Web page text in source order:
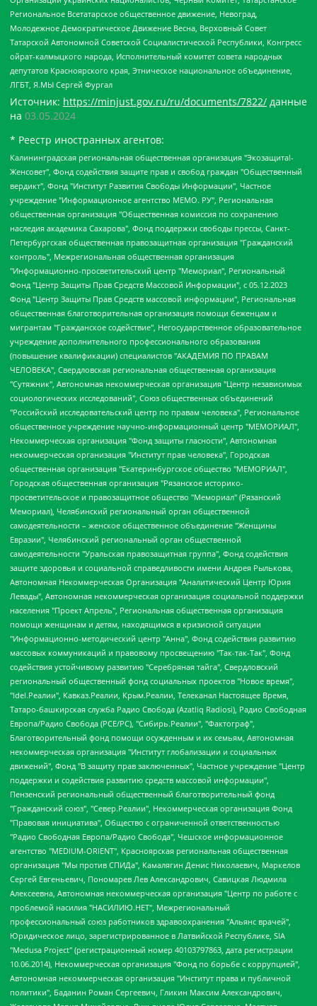
Региональное Всетатарское общественное движение, Невоград,
Молодежное Демократическое Движение Весна, Верховный Совет
Татарской Автономной Советской Социалистической Республики, Конгресс
ойрат-калмыцкого народа, Исполнительный комитет совета народных
депутатов Красноярского края, Этническое национальное объединение,
ЛГБТ, Я.МЫ Сергей Фургал
Источник: https://minjust.gov.ru/ru/documents/7822/ данные
на 03.05.2024
* Реестр иностранных агентов:
Калининградская региональная общественная организация "Экозащита!-Женсовет", Фонд содействия защите прав и свобод граждан "Общественный вердикт", Фонд "Институт Развития Свободы Информации", Частное учреждение "Информационное агентство МЕМО. РУ", Региональная общественная организация "Общественная комиссия по сохранению наследия академика Сахарова", Фонд поддержки свободы прессы, Санкт-Петербургская общественная правозащитная организация "Гражданский контроль", Межрегиональная общественная организация "Информационно-просветительский центр "Мемориал", Региональный Фонд "Центр Защиты Прав Средств Массовой Информации", с 05.12.2023 Фонд "Центр Защиты Прав Средств массовой информации", Региональная общественная благотворительная организация помощи беженцам и мигрантам "Гражданское содействие", Негосударственное образовательное учреждение дополнительного профессионального образования (повышение квалификации) специалистов "АКАДЕМИЯ ПО ПРАВАМ ЧЕЛОВЕКА", Свердловская региональная общественная организация "Сутяжник", Автономная некоммерческая организация "Центр независимых социологических исследований", Союз общественных объединений "Российский исследовательский центр по правам человека", Региональное общественное учреждение научно-информационный центр "МЕМОРИАЛ", Некоммерческая организация "Фонд защиты гласности", Автономная некоммерческая организация "Институт прав человека", Городская общественная организация "Екатеринбургское общество "МЕМОРИАЛ", Городская общественная организация "Рязанское историко-просветительское и правозащитное общество "Мемориал" (Рязанский Мемориал), Челябинский региональный орган общественной самодеятельности – женское общественное объединение "Женщины Евразии", Челябинский региональный орган общественной самодеятельности "Уральская правозащитная группа", Фонд содействия защите здоровья и социальной справедливости имени Андрея Рылькова, Автономная Некоммерческая Организация "Аналитический Центр Юрия Левады", Автономная некоммерческая организация социальной поддержки населения "Проект Апрель", Региональная общественная организация помощи женщинам и детям, находящимся в кризисной ситуации "Информационно-методический центр "Анна", Фонд содействия развитию массовых коммуникаций и правовому просвещению "Так-так-Так", Фонд содействия устойчивому развитию "Серебряная тайга", Свердловский региональный общественный фонд социальных проектов "Новое время", "Idel.Реалии", Кавказ.Реалии, Крым.Реалии, Телеканал Настоящее Время, Татаро-башкирская служба Радио Свобода (Azatliq Radiosi), Радио Свободная Европа/Радио Свобода (PCE/PC), "Сибирь.Реалии", "Фактограф", Благотворительный фонд помощи осужденным и их семьям, Автономная некоммерческая организация "Институт глобализации и социальных движений", Фонд "В защиту прав заключенных", Частное учреждение "Центр поддержки и содействия развитию средств массовой информации", Пензенский региональный общественный благотворительный фонд "Гражданский союз", "Север.Реалии", Некоммерческая организация Фонд "Правовая инициатива", Общество с ограниченной ответственностью "Радио Свободная Европа/Радио Свобода", Чешское информационное агентство "MEDIUM-ORIENT", Красноярская региональная общественная организация "Мы против СПИДа", Камалягин Денис Николаевич, Маркелов Сергей Евгеньевич, Пономарев Лев Александрович, Савицкая Людмила Алексеевна, Автономная некоммерческая организация "Центр по работе с проблемой насилия "НАСИЛИЮ.НЕТ", Межрегиональный профессиональный союз работников здравоохранения "Альянс врачей", Юридическое лицо, зарегистрированное в Латвийской Республике, SIA "Medusa Project" (регистрационный номер 40103797863, дата регистрации 10.06.2014), Некоммерческая организация "Фонд по борьбе с коррупцией", Автономная некоммерческая организация "Институт права и публичной политики", Баданин Роман Сергеевич, Гликин Максим Александрович, Железнова Мария Михайловна, Лукьянова Юлия Сергеевна, Маетная Елизавета Витальевна, Маняхин Петр Борисович, Чуракова Ольга Владимировна, Ярош Юлия Петровна, Юридическое лицо "The Insider SIA", зарегистрированное в Риге, Латвийская Республика (дата регистрации 26.06.2015), являющееся администратором доменного имени интернет-издания "The Insider SIA", https://theins.ru, Постернак Алексей Евгеньевич, Рубин Михаил Аркадьевич, Анин Роман Александрович, Юридическое лицо Istories fonds, зарегистрированное в Латвийской Республике (регистрационный номер 50008295751, дата регистрации 24.02.2020), Великовский Дмитрий Александрович, Долинина Ирина Николаевна, Мароховская Алеся Алексеевна, Шлейнов Роман Юрьевич, Шмагун Олеся Валентиновна, Общество с ограниченной ответственностью "Альтаир 2021", Общество с ограниченной ответственностью "Вега 2021", Общество с ограниченной ответственностью "Главный редактор 2021", Общество с ограниченной ответственностью "Ромашки монолит", Важенков Артем Валерьевич, Ивановская областная общественная организация "Центр гендерных исследований", Гурман Юрий Альбертович, Медиапроект "ОВД-Инфо", Егоров Владимир Владимирович, Жилинский Владимир Александрович, Общество с ограниченной ответственностью "ЗП", Иванова София Юрьевна, Карезина Инна Павловна, Кильтау Екатерина Викторовна, Петров Алексей Викторович, Пискунов Сергей Евгеньевич, Смирнов Сергей Сергеевич, Тихонов Михаил Сергеевич, Общество с ограниченной ответственностью "ЖУРНАЛИСТ-ИНОСТРАННЫЙ АГЕНТ", Арапова Галина Юрьевна, Вольтская Татьяна Анатольевна, Американская компания "Mason G.E.S. Anonymous Foundation" (США), являющаяся владельцем интернет-издания https://mnews.world/, Компания "Stichting Bellingcat", зарегистрированная в Нидерландах (дата регистрации 11.07.2018), Захаров Андрей Вячеславович, Клепиковская Екатерина Дмитриевна, Общество с ограниченной ответственностью "МЕМО", Перл Роман Александрович, Симонов Евгений Алексеевич, Соловьева Елена Анатольевна, Сотников Даниил Владимирович, Сурначева Елизавета Дмитриевна, Автономная некоммерческая организация по защите прав человека и информированию населения "Якутия – Наше Мнение", Общество с ограниченной ответственностью "Москоу диджитал медиа", с 26.01.2023 Общество с ограниченной ответственностью "Чайка Белые сады", Ветошкина Валерия Валерьевна, Заговора Максим Александрович, Межрегиональное общественное движение "Российская ЛГБТ - сеть", Оленичев Максим Владимирович, Павлов Иван Юрьевич, Скворцова Елена Сергеевна, Общество с ограниченной ответственностью "Как бы инагент", Кочетков Игорь Викторович, Общество с ограниченной ответственностью "Честные выборы", Еланчик Олег Александрович, Общество с ограниченной ответственностью "Нобелевский призыв", Гималова Регина Эмилевна, Григорьев Андрей Валерьевич, Григорьева Алина Александровна, Ассоциация по содействию защите прав призывников, альтернативнослужащих и военнослужащих "Правозащитная группа "Гражданин.Армия.Право", Хисамова Регина Фаритовна, Автономная некоммерческая организация по реализации социально-правовых программ "Лилит", Дальневосточное общественное движение "Маяк", Санкт-Петербургская ЛГБТ-инициативная группа "Выход", Инициативная группа ЛГБТ+ "Реверс", Алексеев Андрей Викторович, Бекбулатова Таисия Львовна, Беляев Иван Михайлович, Владыкина Елена Сергеевна, Гельман Марат Александрович, Никульшина Вероника Юрьевна, Толоконникова Надежда Андреевна, Шендерович Виктор Анатольевич, Общество с ограниченной ответственностью "Данное сообщение", Общество с ограниченной ответственностью Издательский дом "Новая глава", Айнбиндер Александра Александровна, Московский комьюнити-центр для ЛГБТ+инициатив, Благотворительный фонд развития филантропии, Deutsche Welle (Германия, Kurt-Schumacher-Strasse 3, 53113 Bonn), Борзунова Мария Михайловна, Воробьев Виктор Викторович, Голубева Анна Львовна, Константинова Алла Михайловна, Малкова Ирина Владимировна, Мурадов Мурад Абдулгалимович, Осетинская Елизавета Николаевна, Понасенков Евгений Николаевич, Ганапольский Матвей Юрьевич, Киселев Евгений Алексеевич, Борухович Ирина Григорьевна, Дремин Иван Тимофеевич, Дубровский Дмитрий Викторович, Красноярская региональная общественная организация поддержки и развития альтернативных образовательных технологий и межкультурных коммуникаций "ИНТЕРРА", Маяковская Екатерина Алексеевна, Фейгин Марк Захарович, Филимонов Андрей Викторович, Дзугкоева Регина Николаевна, Доброхотов Роман Александрович, Дудь Юрий Александрович, Елкин Сергей Владимирович, Кругликов Кирилл Игоревич, Сабунаева Мария Леонидовна, Семенов Алексей Владимирович, Шаинян Карен Багратович, Шульман Екатерина Михайловна, Асафьев Артур Валерьевич, Вахштайн Виктор Семенович, Венедиктов Алексей Алексеевич, Лушникова Екатерина Евгеньевна, Волков Леонид Михайлович, Невзоров Александр Глебович, Пархоменко Сергей Борисович, Сироткин Ярослав Николаевич, Кара-Мурза Владимир Владимирович, Баранова Наталья Владимировна, Гозман Леонид Яковлевич, Кагарлицкий Борис Юльевич, Климарев Михаил Валерьевич, Милов Владимир Станиславович, Автономная некоммерческая организация Краснодарский центр современного искусства "Типография", Моргенштерн Алишер Тагирович, Соболь Любовь Эдуардовна, Общество с ограниченной ответственностью "ЛИЗА НОРМ", Каспаров Гарри Кимович, Ходорковский Михаил Борисович, Общество с ограниченной ответственностью "Апрельские тезисы", Данилович Ирина Брониславовна, Кашин Олег Владимирович, Петров Николай Владимирович, Пивоваров Алексей Владимирович, Соколов Михаил Владимирович, Цветкова Юлия Владимировна, Чичваркин Евгений Александрович, Комитет против пыток/Команда против пыток, Общество с ограниченной ответственностью "Первый научный", Общество с ограниченной ответственностью "Вертолет и ко", Белоцерковская Вероника Борисовна, Кац Максим Евгеньевич, Лазарева Татьяна Юрьевна, Шаведдинов Руслан Табризович, Яшин Илья Валерьевич, Общество с ограниченной ответственностью "Иноагент ААВ", Алешковский Дмитрий Петрович, Альбац Евгения Марковна, Быков Дмитрий Львович, Галямина Юлия Евгеньевна, Лойко Сергей Леонидович, Мартынов Кирилл Константинович, Медведев Сергей Александрович, Крашенинников Федор Геннадиевич, Гордеева Катерина Вл